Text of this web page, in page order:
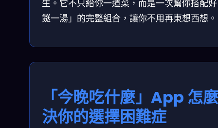
生。它不只給你一道菜，而是一次幫你搭配
餸一湯」的完整組合，讓你不用再東想西想。
「今晚吃什麼」App 怎
決你的選擇困難症